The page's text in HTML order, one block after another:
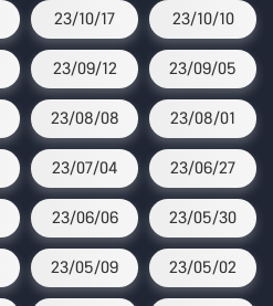
23/10/17 23/10/10
23/09/12 23/09/05
23/08/08 23/08/01
23/07/04 23/06/27
23/06/06 23/05/30
23/05/09 23/05/02